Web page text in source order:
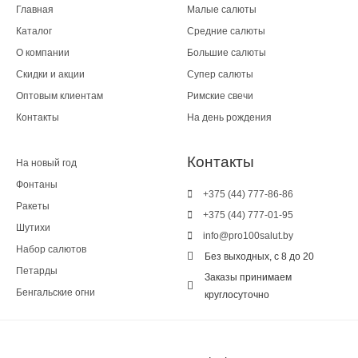
Главная
Каталог
О компании
Скидки и акции
Оптовым клиентам
Контакты
Малые салюты
Средние салюты
Большие салюты
Супер салюты
Римские свечи
На день рождения
На новый год
Фонтаны
Ракеты
Шутихи
Набор салютов
Петарды
Бенгальские огни
Контакты
+375 (44) 777-86-86
+375 (44) 777-01-95
info@pro100salut.by
Без выходных, с 8 до 20
Заказы принимаем
круглосуточно